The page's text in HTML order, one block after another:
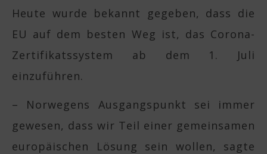
Heute wurde bekannt gegeben, dass die
EU auf dem besten Weg ist, das Corona-
Zertifikatssystem ab dem 1. Juli
einzuführen.
– Norwegens Ausgangspunkt sei immer
gewesen, dass wir Teil einer gemeinsamen
europäischen Lösung sein wollen, sagte